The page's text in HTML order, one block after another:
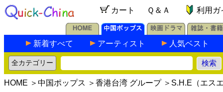
カート Ｑ＆Ａ 利用ガ
新着すべて アーティスト 人気ベスト
HOME ＞ 中国ポップス ＞ 香港台湾 グループ＞ S.H.E（エス